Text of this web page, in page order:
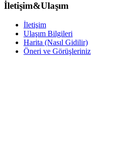
İletişim&Ulaşım
İletişim
Ulaşım Bilgileri
Harita (Nasıl Gidilir)
Öneri ve Görüşleriniz